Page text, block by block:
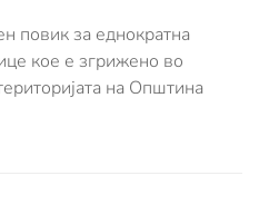
повик за еднократна
кое е згрижено во
на Општина